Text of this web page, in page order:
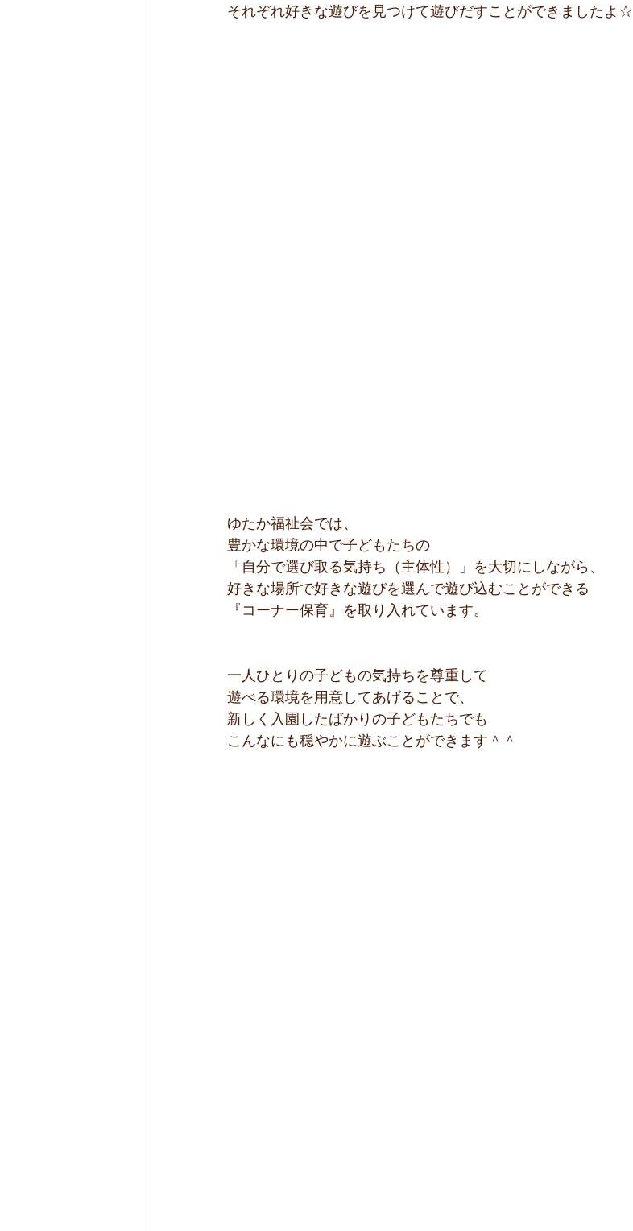
それぞれ好きな遊びを見つけて遊びだすことができましたよ☆
ゆたか福祉会では、
豊かな環境の中で子どもたちの
「自分で選び取る気持ち（主体性）」を大切にしながら、
好きな場所で好きな遊びを選んで遊び込むことができる
『コーナー保育』を取り入れています。
一人ひとりの子どもの気持ちを尊重して
遊べる環境を用意してあげることで、
新しく入園したばかりの子どもたちでも
こんなにも穏やかに遊ぶことができます＾＾